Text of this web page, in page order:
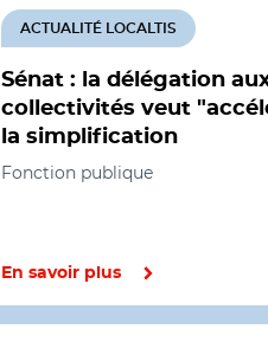
Sénat : la délégation
collectivités veut
la simplification
ACTUALITÉ LOCALTIS
Fonction publique
En savoir plus